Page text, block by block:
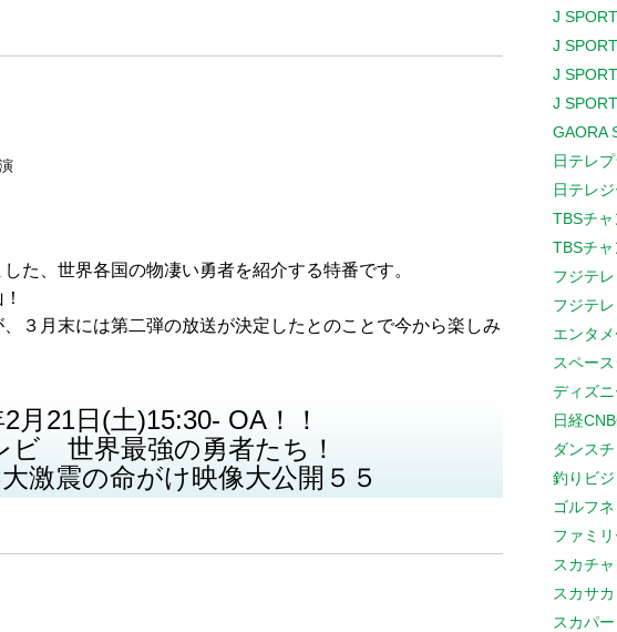
た、世界各国の物凄い勇者を紹介する特番です。
３月末には第二弾の放送が決定したとのことで今から楽しみ
月21日(土)15:30- OA！！
ビ 世界最強の勇者たち！
激震の命がけ映像大公開５５
J
J
J
J
GAORA
日テレ
日テレ
TBSチャ
TBSチ
フジテ
フジテ
エンタ
スペー
ディズ
日経
ダンス
釣りビ
ゴルフ
ファミ
スカチャ
スカサカ
スカパー